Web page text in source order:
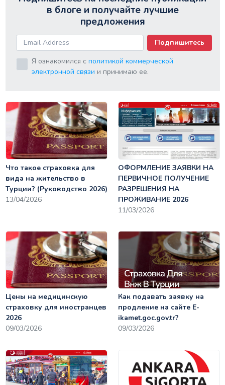
в блоге и получайте лучшие
предложения
Подпишитесь
Я ознакомился с политикой коммерческой
электронной связи и принимаю ее.
Что такое страховка для
вида на жительство в
Турции? (Руководство 2026)
13/04/2026
ОФОРМЛЕНИЕ ЗАЯВКИ НА
ПЕРВИЧНОЕ ПОЛУЧЕНИЕ
РАЗРЕШЕНИЯ НА
ПРОЖИВАНИЕ 2026
11/03/2026
Цены на медицинскую
страховку для иностранцев
2026
09/03/2026
Как подавать заявку на
продление на сайте E-
ikamet.goc.gov.tr?
09/03/2026